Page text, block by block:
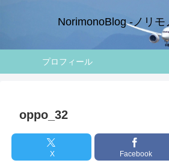
NorimonoBlog -ノリモ
プロフィール
oppo_32
X Facebook